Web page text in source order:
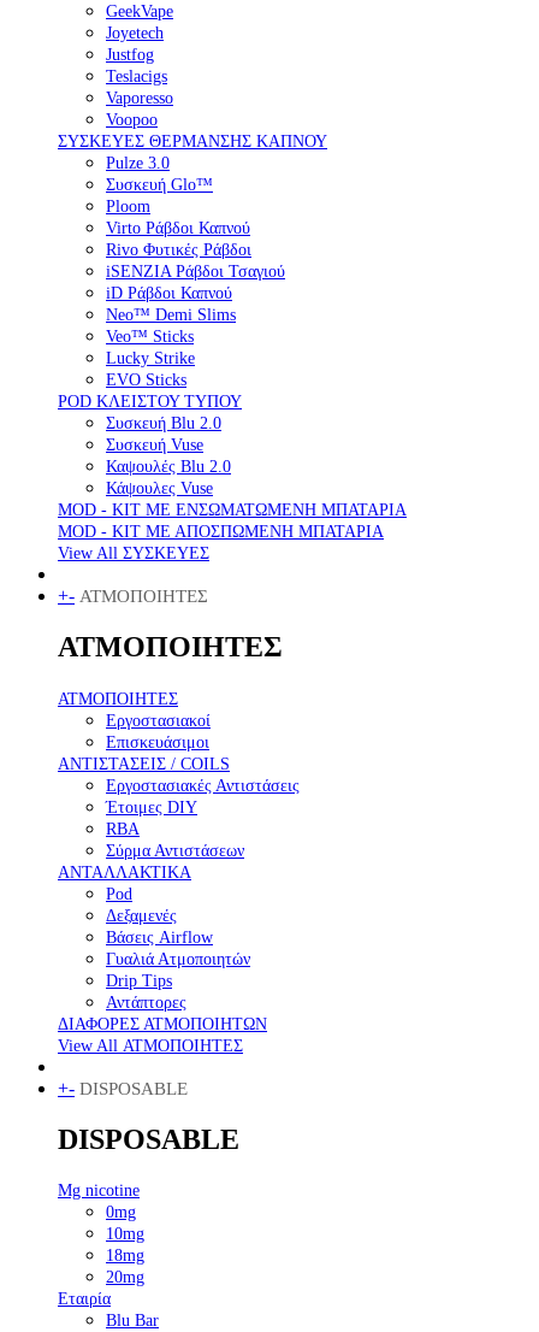
GeekVape
Joyetech
Justfog
Teslacigs
Vaporesso
Voopoo
ΣΥΣΚΕΥΕΣ ΘΕΡΜΑΝΣΗΣ ΚΑΠΝΟΥ
Pulze 3.0
Συσκευή Glo™
Ploom
Virto Ράβδοι Καπνού
Rivo Φυτικές Ράβδοι
iSENZIA Ράβδοι Τσαγιού
iD Ράβδοι Καπνού
Neo™ Demi Slims
Veo™ Sticks
Lucky Strike
EVO Sticks
POD ΚΛΕΙΣΤΟΥ ΤΥΠΟΥ
Συσκευή Blu 2.0
Συσκευή Vuse
Καψουλές Blu 2.0
Κάψουλες Vuse
MOD - KIT ΜΕ ΕΝΣΩΜΑΤΩΜΕΝΗ ΜΠΑΤΑΡΙΑ
MOD - KIT ΜΕ ΑΠΟΣΠΩΜΕΝΗ ΜΠΑΤΑΡΙΑ
View All ΣΥΣΚΕΥΕΣ
+- ΑΤΜΟΠΟΙΗΤΕΣ
ΑΤΜΟΠΟΙΗΤΕΣ
ΑΤΜΟΠΟΙΗΤΕΣ
Εργοστασιακοί
Επισκευάσιμοι
ΑΝΤΙΣΤΑΣΕΙΣ / COILS
Εργοστασιακές Αντιστάσεις
Έτοιμες DIY
RBA
Σύρμα Αντιστάσεων
ΑΝΤΑΛΛΑΚΤΙΚΑ
Pod
Δεξαμενές
Βάσεις Airflow
Γυαλιά Ατμοποιητών
Drip Tips
Αντάπτορες
ΔΙΑΦΟΡΕΣ ΑΤΜΟΠΟΙΗΤΩΝ
View All ΑΤΜΟΠΟΙΗΤΕΣ
+- DISPOSABLE
DISPOSABLE
Mg nicotine
0mg
10mg
18mg
20mg
Εταιρία
Blu Bar